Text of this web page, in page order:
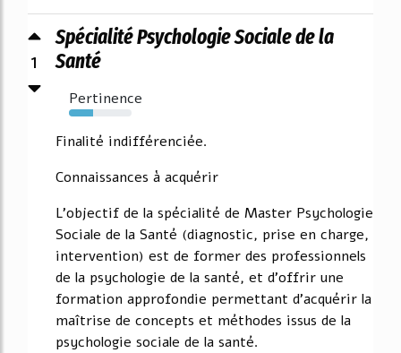
1
Spécialité Psychologie Sociale de la
Santé
Pertinence
38%
Finalité indifférenciée.
Connaissances à acquérir
L'objectif de la spécialité de Master Psychologie
Sociale de la Santé (diagnostic, prise en charge,
intervention) est de former des professionnels
de la psychologie de la santé, et d'offrir une
formation approfondie permettant d'acquérir la
maîtrise de concepts et méthodes issus de la
psychologie sociale de la santé.